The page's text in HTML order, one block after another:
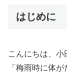
はじめに
こんにちは、小
「梅雨時に体